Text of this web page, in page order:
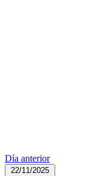
Día anterior
22/11/2025